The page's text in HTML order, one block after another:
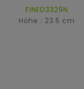
FINED3329N
Höhe : 23.5 cm